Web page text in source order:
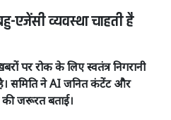
एजेंसी व्यवस्था चाहती है
पर रोक के लिए स्वतंत्र निगरानी
समिति ने AI जनित कंटेंट और
की जरूरत बताई।